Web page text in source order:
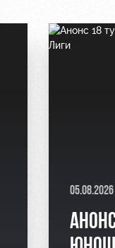
05.08.2026